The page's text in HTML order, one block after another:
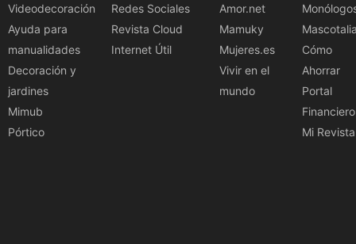
Videodecoración
Ayuda para
manualidades
Decoración y
jardines
Mimub
Pórtico
Redes Sociales
Revista Cloud
Internet Útil
Amor.net
Mamuky
Mujeres.es
Vivir en el
mundo
Cómo
Ahorrar
Portal
Financiero
Mi Revista